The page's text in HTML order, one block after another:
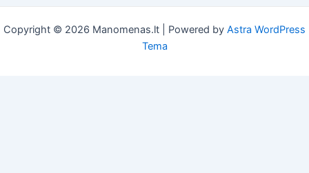
Copyright © 2026 Manomenas.lt | Powered by Astra WordPress
Tema